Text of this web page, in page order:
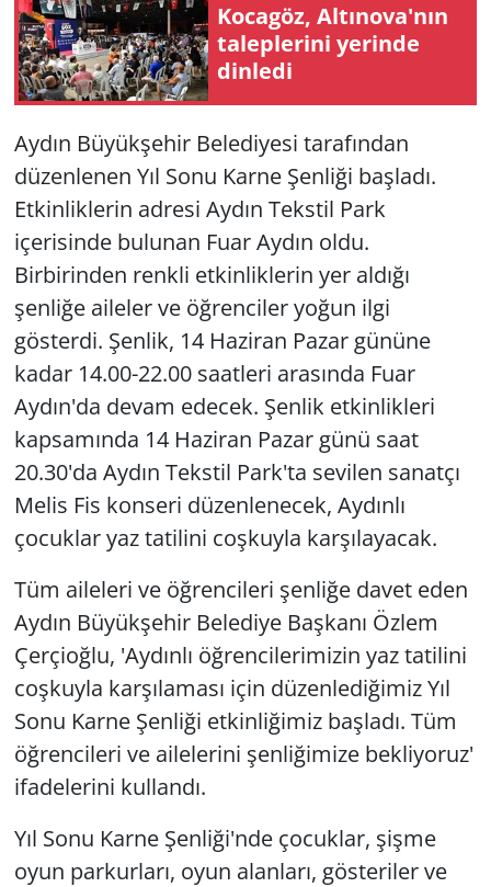
Kocagöz, Altınova'nın
taleplerini yerinde
dinledi
Aydın Büyükşehir Belediyesi tarafından
düzenlenen Yıl Sonu Karne Şenliği başladı.
Etkinliklerin adresi Aydın Tekstil Park
içerisinde bulunan Fuar Aydın oldu.
Birbirinden renkli etkinliklerin yer aldığı
şenliğe aileler ve öğrenciler yoğun ilgi
gösterdi. Şenlik, 14 Haziran Pazar gününe
kadar 14.00-22.00 saatleri arasında Fuar
Aydın'da devam edecek. Şenlik etkinlikleri
kapsamında 14 Haziran Pazar günü saat
20.30'da Aydın Tekstil Park'ta sevilen sanatçı
Melis Fis konseri düzenlenecek, Aydınlı
çocuklar yaz tatilini coşkuyla karşılayacak.
Tüm aileleri ve öğrencileri şenliğe davet eden
Aydın Büyükşehir Belediye Başkanı Özlem
Çerçioğlu, 'Aydınlı öğrencilerimizin yaz tatilini
coşkuyla karşılaması için düzenlediğimiz Yıl
Sonu Karne Şenliği etkinliğimiz başladı. Tüm
öğrencileri ve ailelerini şenliğimize bekliyoruz'
ifadelerini kullandı.
Yıl Sonu Karne Şenliği'nde çocuklar, şişme
oyun parkurları, oyun alanları, gösteriler ve